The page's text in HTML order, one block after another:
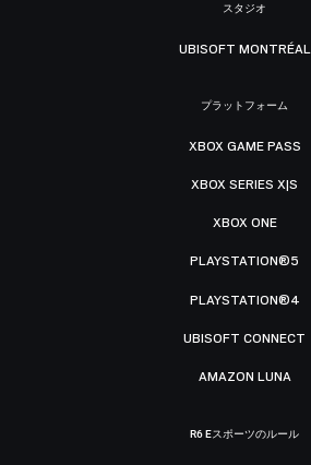
スタジオ
UBISOFT MONTRÉAL
プラットフォーム
XBOX GAME PASS
XBOX SERIES X|S
XBOX ONE
PLAYSTATION®5
PLAYSTATION®4
UBISOFT CONNECT
AMAZON LUNA
R6 Eスポーツのルール